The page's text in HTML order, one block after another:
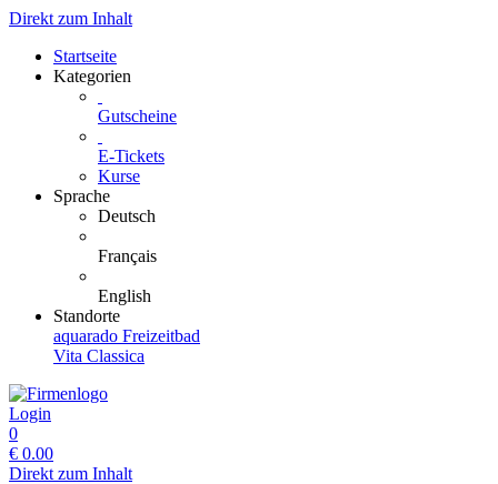
Direkt zum Inhalt
Startseite
Kategorien
Gutscheine
E-Tickets
Kurse
Sprache
Deutsch
Français
English
Standorte
aquarado Freizeitbad
Vita Classica
Login
0
€ 0.00
Direkt zum Inhalt